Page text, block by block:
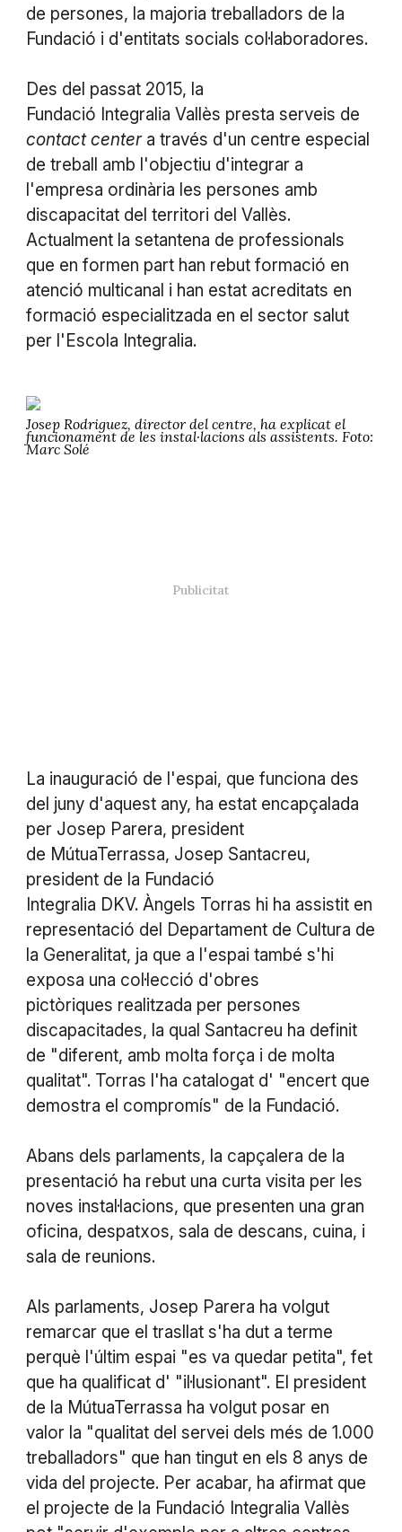
de persones, la majoria treballadors de la
Fundació i d'entitats socials col·laboradores.
Des del passat 2015, la
Fundació Integralia Vallès presta serveis de
contact centera través d'un centre especial
de treball amb l'objectiu d'integrar a
l'empresa ordinària les persones amb
discapacitat del territori del Vallès.
Actualment la setantena de professionals
que en formen part han rebut formació en
atenció multicanal i han estat acreditats en
formació especialitzada en el sector salut
per l'Escola Integralia.
Josep Rodriguez, director del centre, ha explicat el
funcionament de les instal·lacions als assistents. Foto:
Marc Solé
La inauguració de l'espai, que funciona des
del juny d'aquest any, ha estat encapçalada
per Josep Parera, president
de MútuaTerrassa, Josep Santacreu,
president de la Fundació
Integralia DKV. Àngels Torras hi ha assistit en
representació del Departament de Cultura de
la Generalitat, ja que a l'espai també s'hi
exposa una col·lecció d'obres
pictòriques realitzada per persones
discapacitades, la qual Santacreu ha definit
de "diferent, amb molta força i de molta
qualitat". Torras l'ha catalogat d' "encert que
demostra el compromís" de la Fundació.
Abans dels parlaments, la capçalera de la
presentació ha rebut una curta visita per les
noves instal·lacions, que presenten una gran
oficina, despatxos, sala de descans, cuina, i
sala de reunions.
Als parlaments, Josep Parera ha volgut
remarcar que el trasllat s'ha dut a terme
perquè l'últim espai "es va quedar petita", fet
que ha qualificat d' "il·lusionant". El president
de la MútuaTerrassa ha volgut posar en
valor la "qualitat del servei dels més de 1.000
treballadors" que han tingut en els 8 anys de
vida del projecte. Per acabar, ha afirmat que
el projecte de la Fundació Integralia Vallès